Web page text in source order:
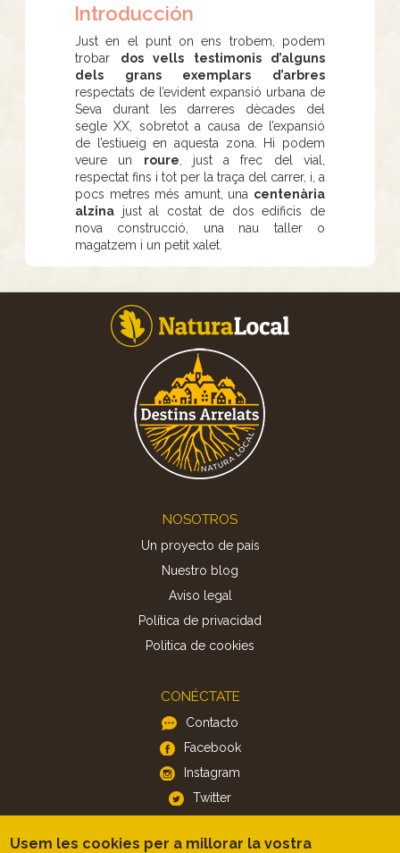
Introducción
Just en el punt on ens trobem, podem
trobar dos vells testimonis d’alguns
dels grans exemplars d’arbres
respectats de l’evident expansió urbana de
Seva durant les darreres dècades del
segle XX, sobretot a causa de l’expansió
de l’estiueig en aquesta zona. Hi podem
veure un roure , just a frec del vial,
respectat fins i tot per la traça del carrer, i, a
pocs metres més amunt, una centenària
alzina just al costat de dos edificis de
nova construcció, una nau taller o
magatzem i un petit xalet.
NOSOTROS
Un proyecto de país
Nuestro blog
Aviso legal
Política de privacidad
Politica de cookies
CONÉCTATE
Contacto
Facebook
Instagram
Twitter
APP
Usem les cookies per a millorar la vostra